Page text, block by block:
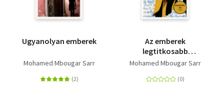
Ugyanolyan emberek
Mohamed Mbougar Sarr
Az emberek
legtitkosabb
emlékezete
Mohamed Mbougar Sarr